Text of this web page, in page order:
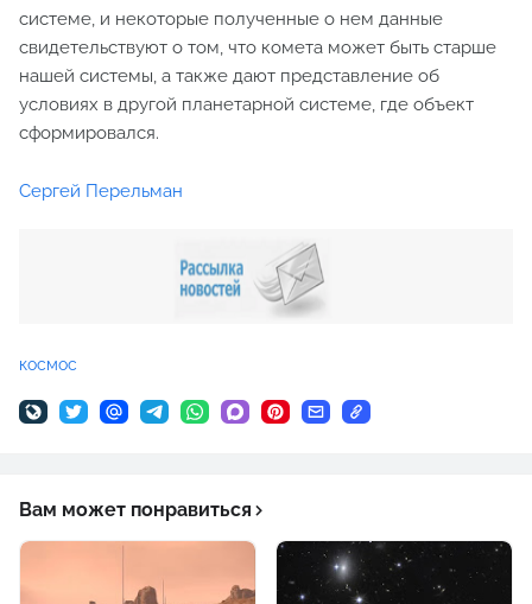
системе, и некоторые полученные о нем данные
свидетельствуют о том, что комета может быть старше
нашей системы, а также дают представление об
условиях в другой планетарной системе, где объект
сформировался.
Сергей Перельман
космос
Вам может понравиться